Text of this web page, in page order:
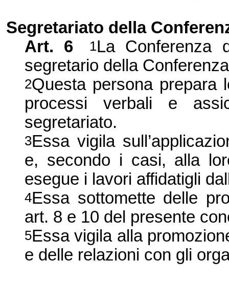
Segretariato della
Art. 6 1La Conferenza
segretario della
2Questa persona prepara
processi verbali e
segretariato.
3Essa vigila
e, secondo i casi, alla
esegue i lavori affidatigli
4Essa sottomette delle
art. 8 e 10 del presente
5Essa vigila alla
e delle relazioni con gli